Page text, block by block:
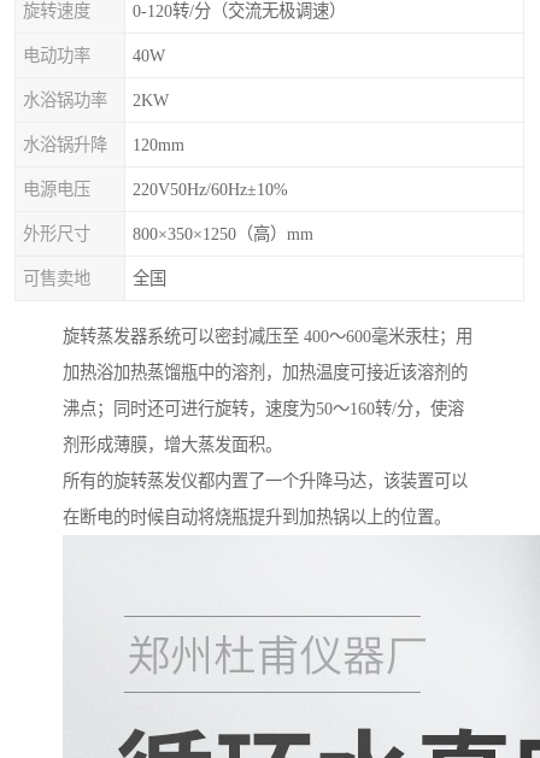
旋转速度 0-120转/分（交流无极调速）
电动功率 40W
水浴锅功率 2KW
水浴锅升降 120mm
电源电压 220V50Hz/60Hz±10%
外形尺寸 800×350×1250（高）mm
可售卖地 全国
旋转蒸发器系统可以密封减压至 400～600毫米汞柱；用
加热浴加热蒸馏瓶中的溶剂，加热温度可接近该溶剂的
沸点；同时还可进行旋转，速度为50～160转/分，使溶
剂形成薄膜，增大蒸发面积。
所有的旋转蒸发仪都内置了一个升降马达，该装置可以
在断电的时候自动将烧瓶提升到加热锅以上的位置。